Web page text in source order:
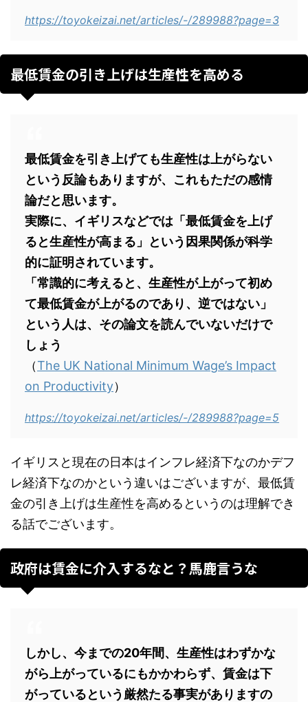
https://toyokeizai.net/articles/-/289988?page=3
最低賃金の引き上げは生産性を高める
最低賃金を引き上げても生産性は上がらない
という反論もありますが、これもただの感情
論だと思います。
実際に、イギリスなどでは「最低賃金を上げ
ると生産性が高まる」という因果関係が科学
的に証明されています。
「常識的に考えると、生産性が上がって初め
て最低賃金が上がるのであり、逆ではない」
という人は、その論文を読んでいないだけで
しょう
（The UK National Minimum Wage’s Impact
on Productivity）
https://toyokeizai.net/articles/-/289988?page=5
イギリスと現在の日本はインフレ経済下なのかデフ
レ経済下なのかという違いはございますが、最低賃
金の引き上げは生産性を高めるというのは理解でき
る話でございます。
政府は賃金に介入するなと？馬鹿言うな
しかし、今までの20年間、生産性はわずかな
がら上がっているにもかかわらず、賃金は下
がっているという厳然たる事実がありますの